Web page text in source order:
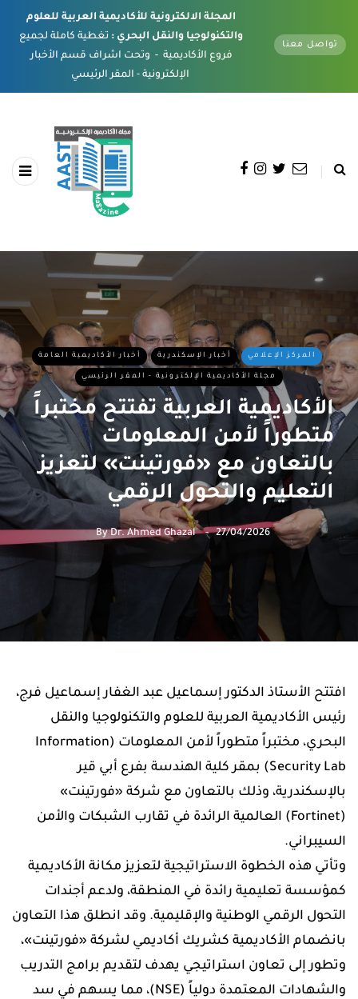
المجلة الالكترونية للأكاديمية العربية للعلوم
والتكنولوجيا والنقل البحري : تغطية كاملة لجميع
فروع الأكاديمية - وتحت اشراف قسم الأخبار
تواصل معنا
أخبار الأكاديمية العامة أخبار الإسكندرية المركز الإعلامي
مجلة الأكاديمية الإلكترونية - المقر الرئيسي
الأكاديمية العربية تفتتح مختبراً
متطوراً لأمن المعلومات
بالتعاون مع «فورتينت» لتعزيز
التعليم والتحول الرقمي
ByDr. Ahmed Ghazal 27/04/2026
افتتح الأستاذ الدكتور إسماعيل عبد الغفار إسماعيل فرج،
رئيس الأكاديمية العربية للعلوم والتكنولوجيا والنقل
البحري، مختبراً متطوراً لأمن المعلومات (Information
Security Lab) بمقر كلية الهندسة بفرع أبي قير
بالإسكندرية، وذلك بالتعاون مع شركة «فورتينت»
(Fortinet) العالمية الرائدة في تقارب الشبكات والأمن
السيبراني.
وتأتي هذه الخطوة الاستراتيجية لتعزيز مكانة الأكاديمية
كمؤسسة تعليمية رائدة في المنطقة، ولدعم أجندات
التحول الرقمي الوطنية والإقليمية. وقد انطلق هذا التعاون
بانضمام الأكاديمية كشريك أكاديمي لشركة «فورتينت»،
وتطور إلى تعاون استراتيجي يهدف لتقديم برامج التدريب
والشهادات المعتمدة دولياً (NSE)، مما يسهم في سد